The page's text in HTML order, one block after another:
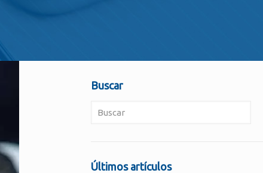
Buscar
Últimos artículos